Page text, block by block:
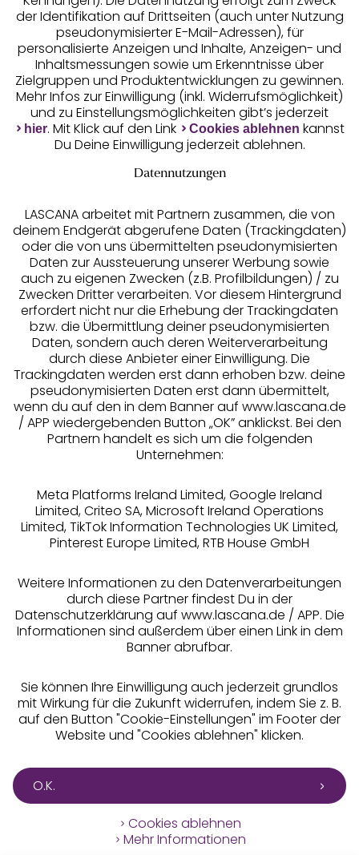
Geprüfte Sicherheit
Unsere Apps
Services
Beratung
Über uns
Rechtliches
Alle Preise inkl. MwSt., zzgl.
Versandkosten
der Identifikation auf Drittseiten (auch unter Nutzung
pseudonymisierter E-Mail-Adressen), für
personalisierte Anzeigen und Inhalte, Anzeigen- und
Inhaltsmessungen sowie um Erkenntnisse über
Zielgruppen und Produktentwicklungen zu gewinnen.
Mehr Infos zur Einwilligung (inkl. Widerrufsmöglichkeit)
und zu Einstellungsmöglichkeiten gibt’s jederzeit
hier. Mit Klick auf den Link Cookies ablehnen kannst
Du Deine Einwilligung jederzeit ablehnen.
Datennutzungen
LASCANA arbeitet mit Partnern zusammen, die von
deinem Endgerät abgerufene Daten (Trackingdaten)
oder die von uns übermittelten pseudonymisierten
Daten zur Aussteuerung unserer Werbung sowie
auch zu eigenen Zwecken (z.B. Profilbildungen) / zu
Zwecken Dritter verarbeiten. Vor diesem Hintergrund
erfordert nicht nur die Erhebung der Trackingdaten
bzw. die Übermittlung deiner pseudonymisierten
Daten, sondern auch deren Weiterverarbeitung
durch diese Anbieter einer Einwilligung. Die
Trackingdaten werden erst dann erhoben bzw. deine
pseudonymisierten Daten erst dann übermittelt,
wenn du auf den in dem Banner auf www.lascana.de
/ APP wiedergebenden Button „OK” anklickst. Bei den
Partnern handelt es sich um die folgenden
Unternehmen:
Meta Platforms Ireland Limited, Google Ireland
Limited, Criteo SA, Microsoft Ireland Operations
Limited, TikTok Information Technologies UK Limited,
Pinterest Europe Limited, RTB House GmbH
Weitere Informationen zu den Datenverarbeitungen
durch diese Partner findest Du in der
Datenschutzerklärung auf www.lascana.de / APP. Die
Informationen sind außerdem über einen Link in dem
Banner abrufbar.
Sie können Ihre Einwilligung auch jederzeit grundlos
mit Wirkung für die Zukunft widerrufen, indem Sie z. B.
auf den Button "Cookie-Einstellungen" im Footer der
Website und "Cookies ablehnen" klicken.
O.K.
Cookies ablehnen
Mehr Informationen